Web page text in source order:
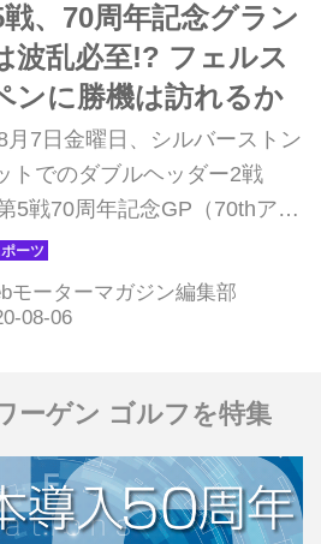
、70周年記念グラン
波乱必至!? フェルス
ンに勝機は訪れるか
月7日金曜日、シルバーストン
トでのダブルヘッダー2戦
5戦70周年記念GP（70thアニ
ーGP）が開幕する。前戦で
終盤に信じられないことが起
その興奮が冷めやらぬ中、再
年5月13日にシルバースト
のF1グランプリが行われたこ
する。ここでは第5戦70周年
みどころ、注目ポイントを
モーターマガジン編集部
ーゲン ゴルフを特集